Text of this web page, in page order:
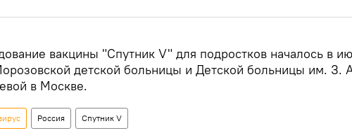
вакцины "Спутник V" для подростков началось в
детской больницы и Детской больницы им. З.
в Москве.
Россия Спутник V